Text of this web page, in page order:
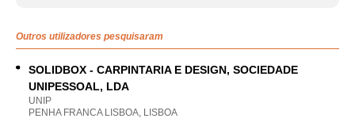
Outros utilizadores pesquisaram
SOLIDBOX - CARPINTARIA E DESIGN, SOCIEDADE
UNIPESSOAL, LDA
UNIP
PENHA FRANCA LISBOA, LISBOA